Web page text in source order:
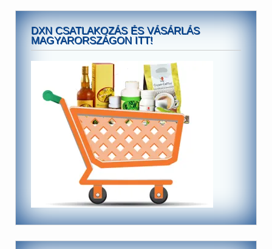
DXN CSATLAKOZÁS ÉS VÁSÁRLÁS
MAGYARORSZÁGON ITT!